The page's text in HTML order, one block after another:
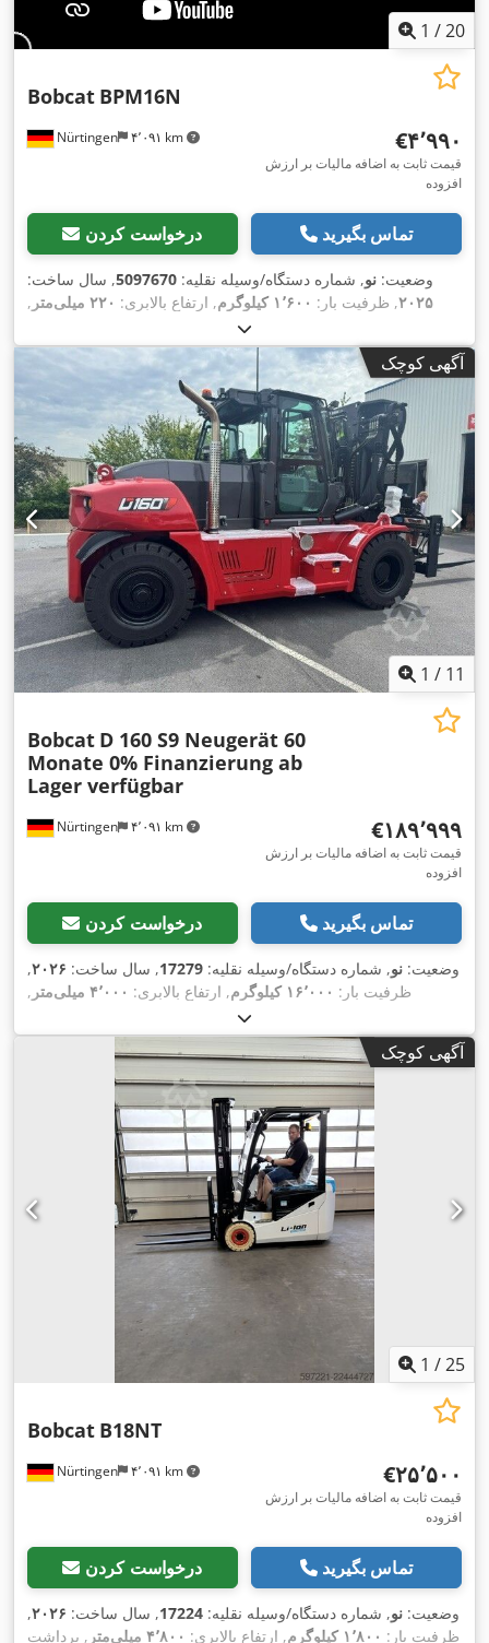
1 /20
Nürtingen ۴٬۰۹۱ km
Bobcat BPM16N
‎€۴٬۹۹۰
قیمت ثابت به اضافه مالیات بر ارزش
افزوده
درخواست کردن تماس بگیرید
وضعیت: نو, شماره دستگاه/وسیله نقلیه: 5097670, سال ساخت:
۲۰۲۵, ظرفیت بار: ۱٬۶۰۰ کیلوگرم , ارتفاع بالابری: ۲۲۰ میلی‌متر
,
, نوع سوخت:
ارتفاع سازه:۱٬۳۰۰ میلی‌متر , ولتاژ باتری: ۲۵٫۶ V , طول شاخک‌ها:
۱٬۱۵۰ میلی‌متر
, وزن کل: ۴۰۰ کیلوگرم , آگهی کوچک
1 / 11
Nürtingen ۴٬۰۹۱ km
Bobcat D 160 S9 Neugerät 60
Monate 0% Finanzierung ab
Lager verfügbar
‎€۱۸۹٬۹۹۹
قیمت ثابت به اضافه مالیات بر ارزش
افزوده
درخواست کردن تماس بگیرید
وضعیت: نو, شماره دستگاه/وسیله نقلیه: 17279, سال ساخت: ۲۰۲۶,
ظرفیت بار: ۱۶٬۰۰۰ کیلوگرم , ارتفاع بالابری: ۴٬۰۰۰ میلی‌متر
,
, مرکز ثقل بار:
سوخت:دیزل, نوع دکل:تریپلکس, ارتفاع سازه:۳٬۰۳۰ میلی‌متر
,
طول شاخک‌ها:۲٬۴۰۰ میلی‌متر , اندازه لاستیک جلو:
, سایز تایر عقب:12.00-20 100% , وزن کل:۱۹٬۳۰۰ کیلوگرم
تجهیزات:,
آگهی کوچک
1 /25
Nürtingen ۴٬۰۹۱ km
Bobcat B18NT
‎€۲۵٬۵۰۰
قیمت ثابت به اضافه مالیات بر ارزش
افزوده
درخواست کردن تماس بگیرید
وضعیت: نو, شماره دستگاه/وسیله نقلیه: 17224, سال ساخت: ۲۰۲۶,
ظرفیت بار: ۱٬۸۰۰ کیلوگرم , ارتفاع بالابری: ۴٬۸۰۰ میلی‌متر
, برداشت